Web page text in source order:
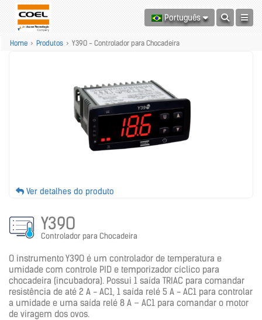
Português
Home > Produtos > Y39O - Controlador para Chocadeira
Ver detalhes do produto
Y39O
Controlador para Chocadeira
O instrumento Y39O é um controlador de temperatura e
umidade com controle PID e temporizador cíclico para
chocadeira (incubadora). Possui 1 saída TRIAC para comandar
resistência de até 2 A - AC1, 1 saída relé 5 A - AC1 para controlar
a umidade e uma saída relé 8 A – AC1 para comandar o motor
de viragem dos ovos.